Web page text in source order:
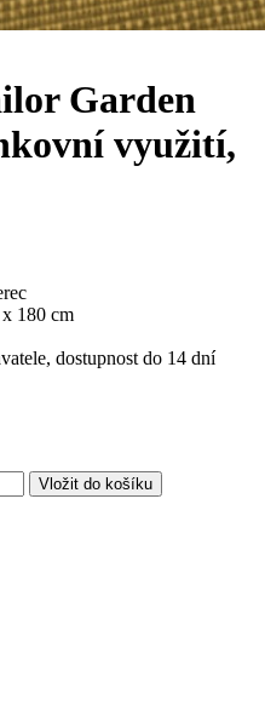
Garden
využití,
180 cm
dostupnost do 14 dní